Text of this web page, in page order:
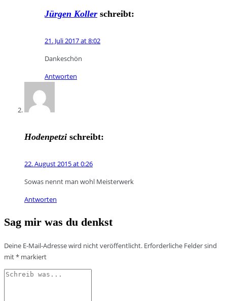
Jürgen Koller schreibt:
21. Juli 2017 at 8:02
Dankeschön
Antworten
Hodenpetzi schreibt:
22. August 2015 at 0:26
Sowas nennt man wohl Meisterwerk
Antworten
Sag mir was du denkst
Deine E-Mail-Adresse wird nicht veröffentlicht. Erforderliche Felder sind
mit* markiert